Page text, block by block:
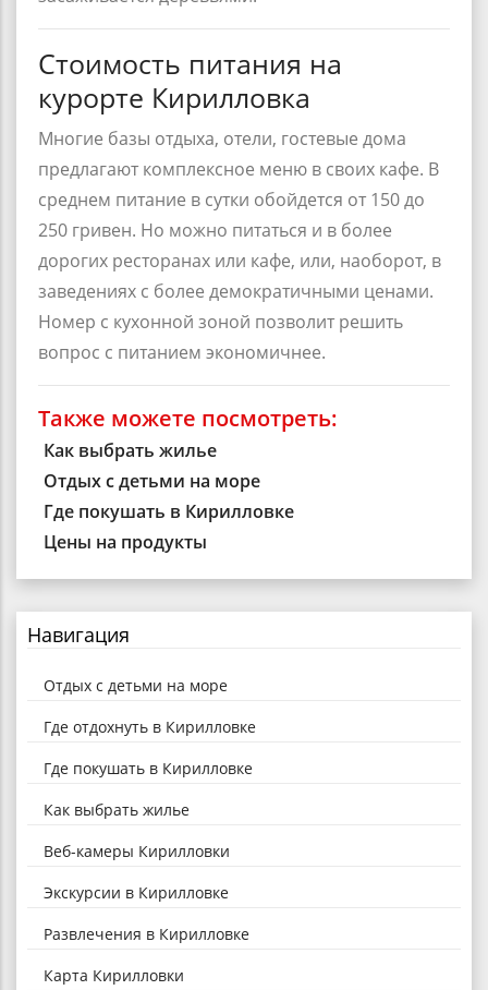
Стоимость питания на
курорте Кирилловка
Многие базы отдыха, отели, гостевые дома
предлагают комплексное меню в своих кафе. В
среднем питание в сутки обойдется от 150 до
250 гривен. Но можно питаться и в более
дорогих ресторанах или кафе, или, наоборот, в
заведениях с более демократичными ценами.
Номер с кухонной зоной позволит решить
вопрос с питанием экономичнее.
Также можете посмотреть:
Как выбрать жилье
Отдых с детьми на море
Где покушать в Кирилловке
Цены на продукты
Навигация
Отдых с детьми на море
Где отдохнуть в Кирилловке
Где покушать в Кирилловке
Как выбрать жилье
Веб-камеры Кирилловки
Экскурсии в Кирилловке
Развлечения в Кирилловке
Карта Кирилловки